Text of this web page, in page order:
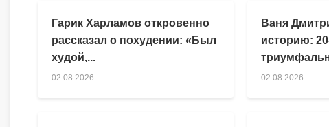
Гарик Харламов откровенно
рассказал о похудении: «Был
худой,...
02.08.2026
Ваня
историю:
02.08.2026